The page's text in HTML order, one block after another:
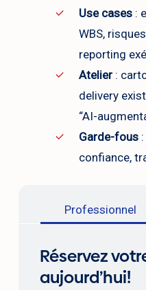
Use cases:
WBS,
reporting
Atelier:
delivery
“AI-
Garde-fous:
confiance,
Professionnel
Réservez
aujourd’hui!